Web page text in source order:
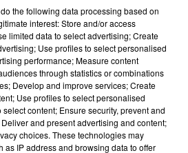
(67)
Régine
do the following data processing based on
interest: Store and/or access
limited data to select advertising; Create
Use profiles to select personalised
performance; Measure content
through statistics or combinations
Develop and improve services; Create
Use profiles to select personalised
content; Ensure security, prevent and
and present advertising and content;
choices. These technologies may
as IP address and browsing data to offer